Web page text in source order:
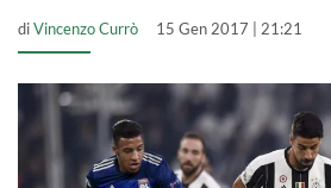
diVincenzo Currò 15 Gen 2017 | 21:21